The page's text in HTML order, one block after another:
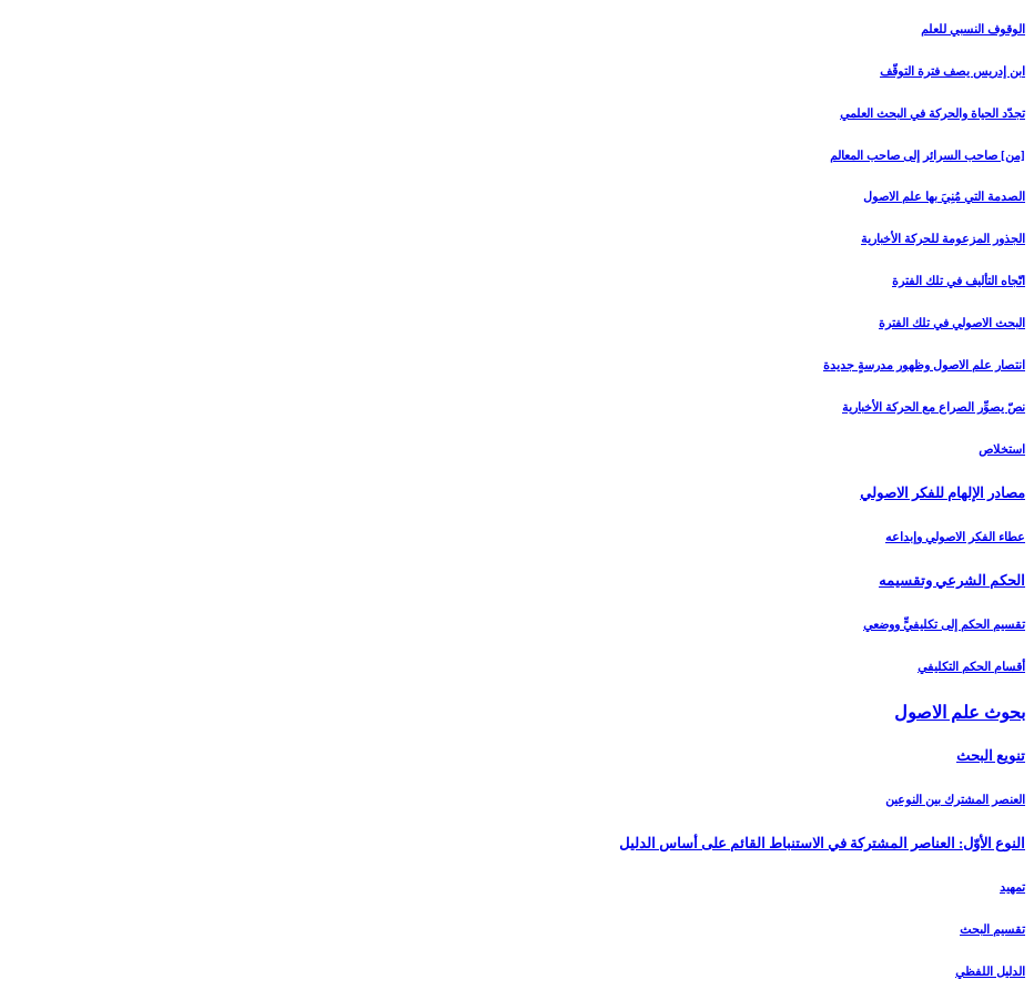
الوقوف النسبي للعلم
ابن إدريس يصف فترة التوقّف
تجدّد الحياة والحركة في البحث العلمي
[من‏] صاحب السرائر إلى صاحب المعالم
الصدمة التي مُنِيَ بها علم الاصول
الجذور المزعومة للحركة الأخبارية
اتّجاه التأليف في تلك الفترة
البحث الاصولي في تلك الفترة
انتصار علم الاصول وظهور مدرسةٍ جديدة
نصّ يصوِّر الصراع مع الحركة الأخبارية
استخلاص
مصادر الإلهام للفكر الاصولي‏
عطاء الفكر الاصولي وإبداعه
الحكم الشرعي وتقسيمه‏
تقسيم الحكم إلى تكليفيٍّ ووضعي
أقسام الحكم التكليفي
بحوث علم الاصول‏
تنويع البحث‏
العنصر المشترك بين النوعين
النوع الأوّل: العناصر المشتركة في الاستنباط القائم على أساس الدليل‏
تمهيد
تقسيم البحث
الدليل اللفظي‏